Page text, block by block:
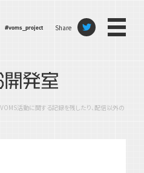
#voms_project Share
活動に関する記録を残したり、配信以外の